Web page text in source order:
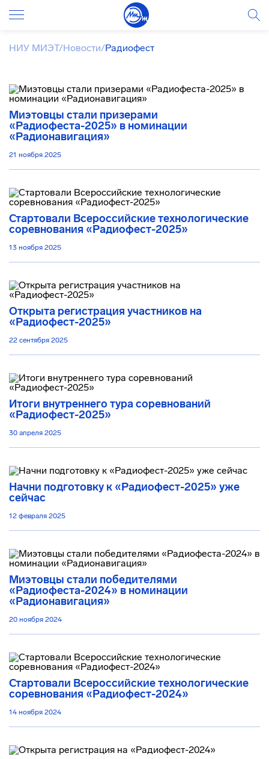
НИУ МИЭТ/Новости/Радиофест
Миэтовцы стали призерами
«Радиофеста-2025» в номинации
«Радионавигация»
21 ноября 2025
Стартовали Всероссийские технологические
соревнования «Радиофест-2025»
13 ноября 2025
Открыта регистрация участников на
«Радиофест-2025»
22 сентября 2025
Итоги внутреннего тура соревнований
«Радиофест-2025»
30 апреля 2025
Начни подготовку к «Радиофест-2025» уже
сейчас
12 февраля 2025
Миэтовцы стали победителями
«Радиофеста-2024» в номинации
«Радионавигация»
20 ноября 2024
Стартовали Всероссийские технологические
соревнования «Радиофест-2024»
14 ноября 2024